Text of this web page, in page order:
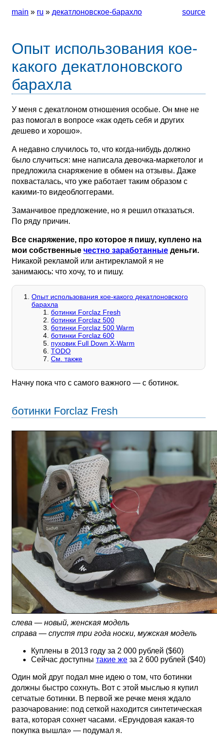
main » ru » декатлоновское-барахло source
Опыт использования кое-
какого декатлоновского
барахла
У меня с декатлоном отношения особые. Он мне не
раз помогал в вопросе «как одеть себя и других
дешево и хорошо».
А недавно случилось то, что когда-нибудь должно
было случиться: мне написала девочка-маркетолог и
предложила снаряжение в обмен на отзывы. Даже
похвасталась, что уже работает таким образом с
какими-то видеоблоггерами.
Заманчивое предложение, но я решил отказаться.
По ряду причин.
Все снаряжение, про которое я пишу, куплено на
мои собственные честно заработанные деньги.
Никакой рекламой или антирекламой я не
занимаюсь: что хочу, то и пишу.
Опыт использования кое-какого декатлоновского
барахла
ботинки Forclaz Fresh
ботинки Forclaz 500
ботинки Forclaz 500 Warm
ботинки Forclaz 600
пуховик Full Down X-Warm
TODO
См. также
Начну пока что с самого важного — с ботинок.
ботинки Forclaz Fresh
слева — новый, женская модель
справа — спустя три года носки, мужская модель
Куплены в 2013 году за 2 000 рублей ($60)
Сейчас доступны такие же за 2 600 рублей ($40)
Один мой друг подал мне идею о том, что ботинки
должны быстро сохнуть. Вот с этой мыслью я купил
сетчатые ботинки. В первой же речке меня ждало
разочарование: под сеткой находится синтетическая
вата, которая сохнет часами. «Ерундовая какая-то
покупка вышла» — подумал я.